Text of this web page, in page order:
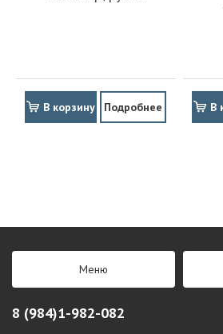
В корзину Подробнее В
Меню
8 (984)1-982-082